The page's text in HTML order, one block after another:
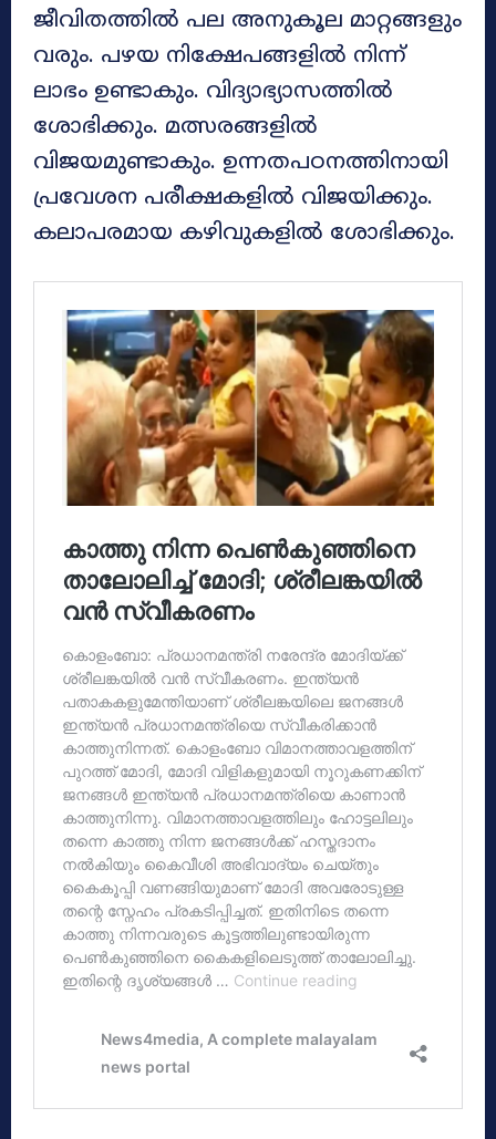
ജീവിതത്തിൽ പല അനുകൂല മാറ്റങ്ങളും
വരും. പഴയ നിക്ഷേപങ്ങളിൽ നിന്ന്
ലാഭം ഉണ്ടാകും. വിദ്യാഭ്യാസത്തിൽ
ശോഭിക്കും. മത്സരങ്ങളിൽ
വിജയമുണ്ടാകും. ഉന്നതപഠനത്തിനായി
പ്രവേശന പരീക്ഷകളിൽ വിജയിക്കും.
കലാപരമായ കഴിവുകളിൽ ശോഭിക്കും.